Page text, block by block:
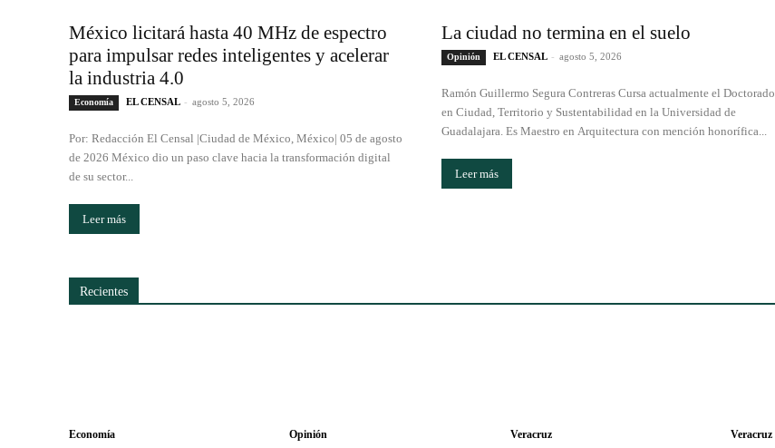
México licitará hasta 40 MHz de espectro
para impulsar redes inteligentes y acelerar
la industria 4.0
Economía EL CENSAL - agosto 5, 2026
Por: Redacción El Censal |Ciudad de México, México| 05 de agosto
de 2026 México dio un paso clave hacia la transformación digital
de su sector...
Leer más
La ciudad no termina en el suelo
Opinión EL CENSAL - agosto 5, 2026
Ramón Guillermo Segura Contreras Cursa actualmente el Doctorado
en Ciudad, Territorio y Sustentabilidad en la Universidad de
Guadalajara. Es Maestro en Arquitectura con mención honorífica...
Leer más
Recientes
Economía
Opinión
Veracruz
Veracruz